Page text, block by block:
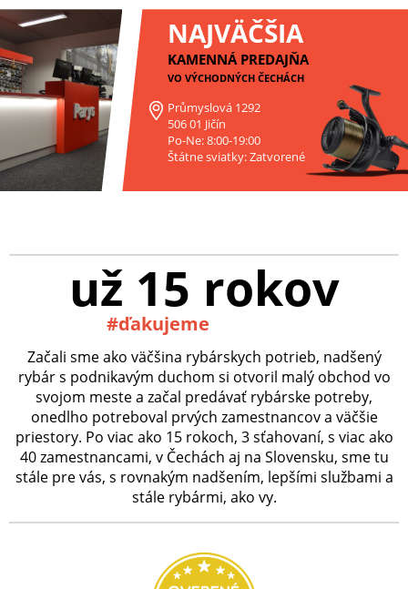
NAJVÄČŠIA
KAMENNÁ PREDAJŇA
VO VÝCHODNÝCH ČECHÁCH
Průmyslová 1292
506 01 Jičín
Po-Ne: 8:00-19:00
Štátne sviatky: Zatvorené
už 15 rokov
#ďakujeme
Začali sme ako väčšina rybárskych potrieb, nadšený
rybár s podnikavým duchom si otvoril malý obchod vo
svojom meste a začal predávať rybárske potreby,
onedlho potreboval prvých zamestnancov a väčšie
priestory. Po viac ako 15 rokoch, 3 sťahovaní, s viac ako
40 zamestnancami, v Čechách aj na Slovensku, sme tu
stále pre vás, s rovnakým nadšením, lepšími službami a
stále rybármi, ako vy.